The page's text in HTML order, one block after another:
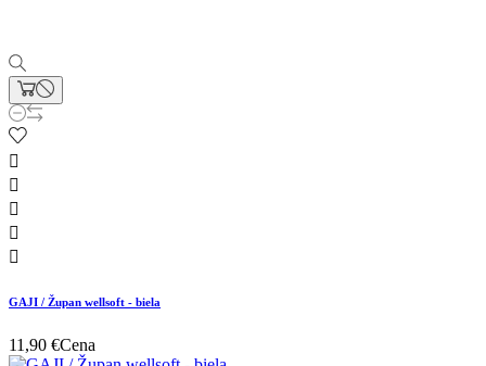





GAJI / Župan wellsoft - biela
11,90 €Cena